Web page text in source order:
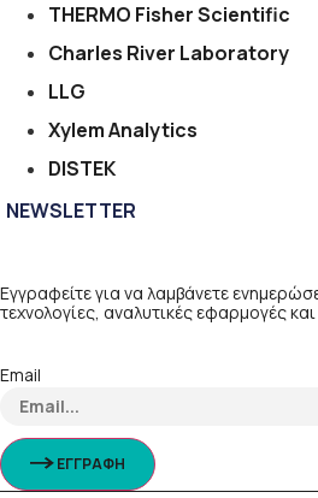
THERMO Fisher Scientific
Charles River Laboratory
LLG
Xylem Analytics
DISTEK
NEWSLETTER
Εγγραφείτε για να λαμβάνετε
τεχνολογίες, αναλυτικές εφαρμογές και
Email
ΕΓΓΡΑΦΗ